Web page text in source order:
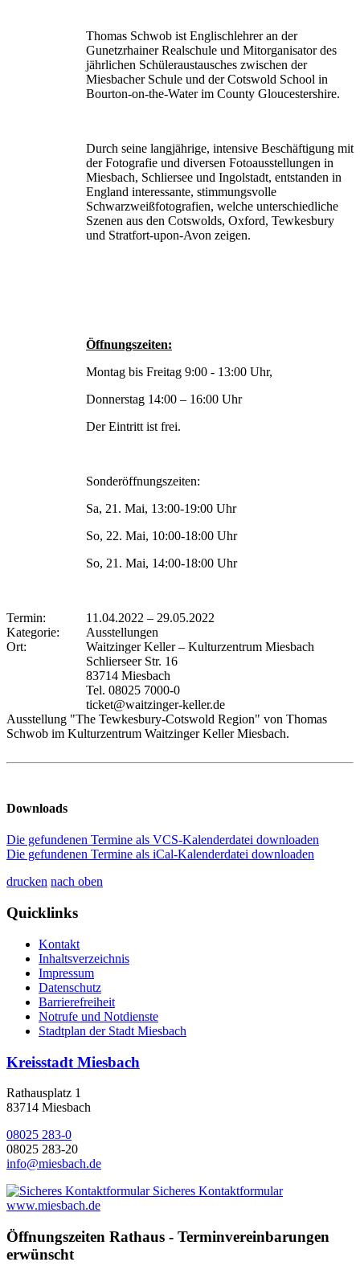
Thomas Schwob ist Englischlehrer an der
Gunetzrhainer Realschule und Mitorganisator des
jährlichen Schüleraustausches zwischen der
Miesbacher Schule und der Cotswold School in
Bourton-on-the-Water im County Gloucestershire.
Durch seine langjährige, intensive Beschäftigung mit
der Fotografie und diversen Fotoausstellungen in
Miesbach, Schliersee und Ingolstadt, entstanden in
England interessante, stimmungsvolle
Schwarzweißfotografien, welche unterschiedliche
Szenen aus den Cotswolds, Oxford, Tewkesbury
und Stratfort-upon-Avon zeigen.
Öffnungszeiten:
Montag bis Freitag 9:00 - 13:00 Uhr,
Donnerstag 14:00 – 16:00 Uhr
Der Eintritt ist frei.
Sonderöffnungszeiten:
Sa, 21. Mai, 13:00-19:00 Uhr
So, 22. Mai, 10:00-18:00 Uhr
So, 21. Mai, 14:00-18:00 Uhr
Termin: 11.04.2022 – 29.05.2022
Kategorie:
Ausstellungen
Ort:
Waitzinger Keller – Kulturzentrum Miesbach
Schlierseer Str. 16
83714 Miesbach
Tel. 08025 7000-0
ticket@waitzinger-keller.de
Ausstellung "The Tewkesbury-Cotswold Region" von Thomas
Schwob im Kulturzentrum Waitzinger Keller Miesbach.
Downloads
Die gefundenen Termine als VCS-Kalenderdatei downloaden
Die gefundenen Termine als iCal-Kalenderdatei downloaden
drucken nach oben
Quicklinks
Kontakt
Inhaltsverzeichnis
Impressum
Datenschutz
Barrierefreiheit
Notrufe und Notdienste
Stadtplan der Stadt Miesbach
Kreisstadt Miesbach
Rathausplatz 1
83714 Miesbach
08025 283-0
08025 283-20
info@miesbach.de
Sicheres Kontaktformular
www.miesbach.de
Öffnungszeiten Rathaus - Terminvereinbarungen
erwünscht